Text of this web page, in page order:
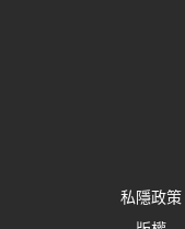
私隱政策